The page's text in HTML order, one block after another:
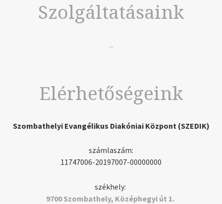
Szolgáltatásaink
...
Elérhetőségeink
Szombathelyi Evangélikus Diakóniai Központ (SZEDIK)
számlaszám:
11747006-20197007-00000000
székhely:
9700 Szombathely, Középhegyi út 1.